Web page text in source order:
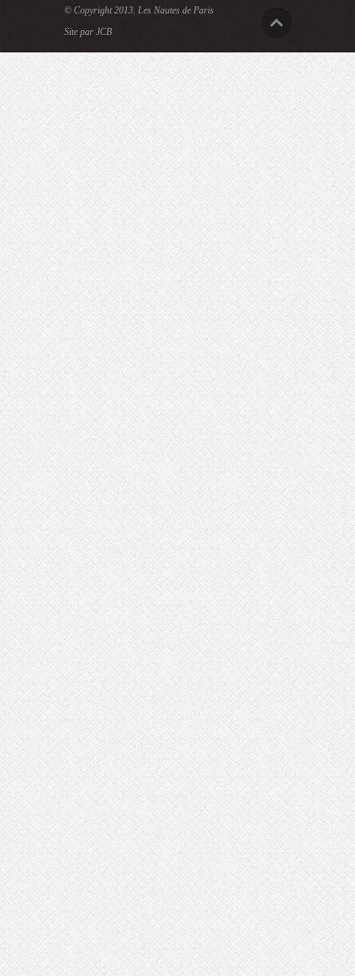
© Copyright 2013. Les Nautes de Paris
Site par JCB